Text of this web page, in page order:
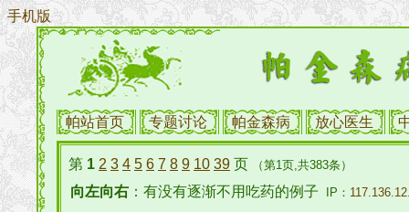
手机版
帕站首页 专题讨论 帕金森病 放心医生
第 1 2 3 4 5 6 7 8 9 10 39 页 （第1页,共383条）
向左向右 ：有没有逐渐不用吃药的例子 IP：